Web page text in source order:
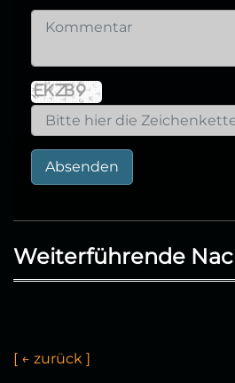
Absenden
Weiterführende
[ ← zurück ]